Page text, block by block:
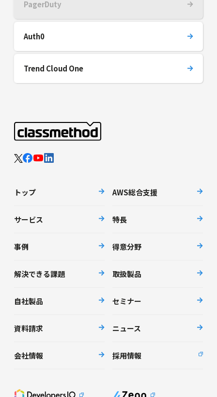
PagerDuty
Auth0
Trend Cloud One
トップ AWS総合支援
サービス 特長
事例 得意分野
解決できる課題 取扱製品
自社製品 セミナー
資料請求 ニュース
会社情報 採用情報